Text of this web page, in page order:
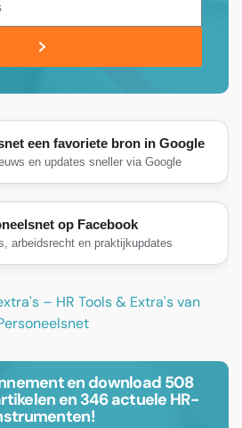
een favoriete bron in Google
en updates sneller via Google
op Facebook
arbeidsrecht en praktijkupdates
en download 508
en 346 actuele HR-